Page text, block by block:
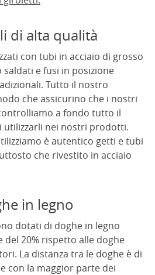
di alta qualità
con tubi in acciaio di grosso
saldati e fusi in posizione
Tutto il nostro
che assicurino che i nostri
a fondo tutto il
utilizzarli nei nostri prodotti.
è autentico getti e tubi
che rivestito in acciaio
in legno
dotati di doghe in legno
del 20% rispetto alle doghe
La distanza tra le doghe è di
con la maggior parte dei